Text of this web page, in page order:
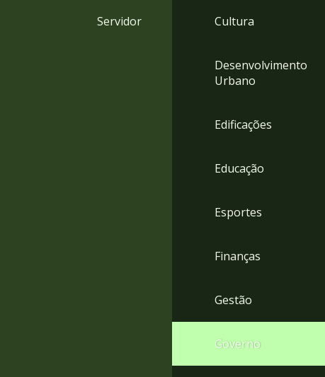
Servidor Cultura
Desenvolvimento
Urbano
Edificações
Educação
Esportes
Finanças
Gestão
Governo